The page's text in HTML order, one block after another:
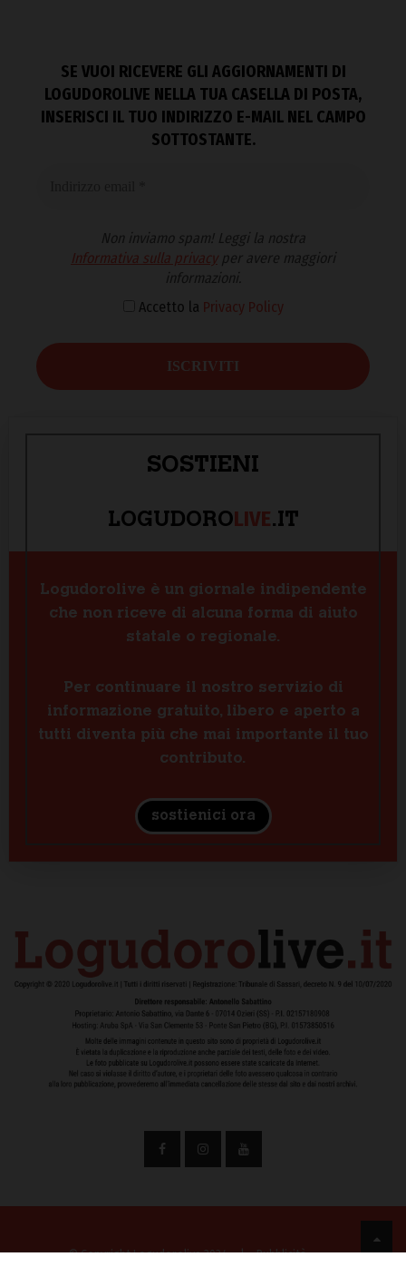
SE VUOI RICEVERE GLI AGGIORNAMENTI DI
LOGUDOROLIVE NELLA TUA CASELLA DI POSTA,
INSERISCI IL TUO INDIRIZZO E-MAIL NEL CAMPO
SOTTOSTANTE.
Non inviamo spam! Leggi la nostra
Informativa sulla privacyper avere maggiori
informazioni.
Accetto la Privacy Policy
SOSTIENI
LOGUDOROLIVE.IT
Logudorolive è un giornale indipendente
che non riceve di alcuna forma di aiuto
statale o regionale.
Per continuare il nostro servizio di
informazione gratuito, libero e aperto a
tutti diventa più che mai importante il tuo
contributo.
sostienici ora
© Copyright Logudorolive 2024 | Pubblicità